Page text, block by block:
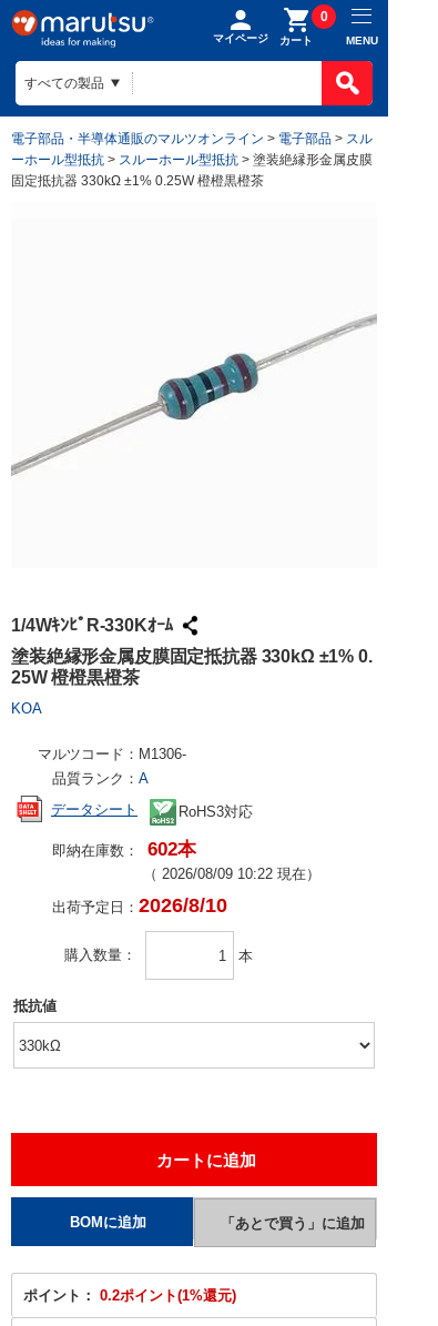
マイページ カート
0
MENU
電子部品・半導体通販のマルツオンライン > 電子部品 > スル
ーホール型抵抗 > スルーホール型抵抗 > 塗装絶縁形金属皮膜
固定抵抗器 330kΩ ±1% 0.25W 橙橙黒橙茶
1/4WｷﾝﾋﾟR-330Kｵｰﾑ
塗装絶縁形金属皮膜固定抵抗器 330kΩ ±1% 0.
25W 橙橙黒橙茶
KOA
マルツコード： M1306-
品質ランク： A
データシート
RoHS3対応
即納在庫数： 602本
（ 2026/08/09 10:22 現在）
出荷予定日： 2026/8/10
購入数量 本
抵抗値
ポイント： 0.2ポイント(1%還元)